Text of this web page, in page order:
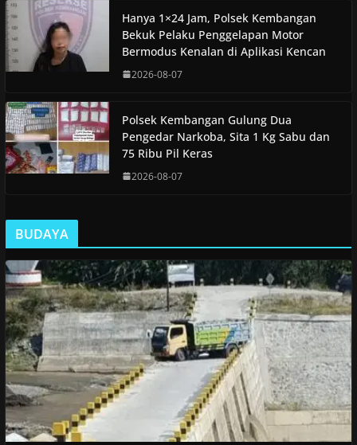
Hanya 1×24 Jam, Polsek Kembangan
Bekuk Pelaku Penggelapan Motor
Bermodus Kenalan di Aplikasi Kencan
2026-08-07
Polsek Kembangan Gulung Dua
Pengedar Narkoba, Sita 1 Kg Sabu dan
75 Ribu Pil Keras
2026-08-07
BUDAYA